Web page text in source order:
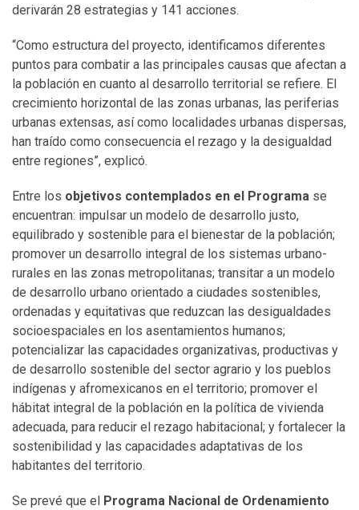
derivarán 28 estrategias y 141 acciones.
“Como estructura del proyecto, identificamos diferentes
puntos para combatir a las principales causas que afectan a
la población en cuanto al desarrollo territorial se refiere. El
crecimiento horizontal de las zonas urbanas, las periferias
urbanas extensas, así como localidades urbanas dispersas,
han traído como consecuencia el rezago y la desigualdad
entre regiones”, explicó.
Entre los objetivos contemplados en el Programa se
encuentran: impulsar un modelo de desarrollo justo,
equilibrado y sostenible para el bienestar de la población;
promover un desarrollo integral de los sistemas urbano-
rurales en las zonas metropolitanas; transitar a un modelo
de desarrollo urbano orientado a ciudades sostenibles,
ordenadas y equitativas que reduzcan las desigualdades
socioespaciales en los asentamientos humanos;
potencializar las capacidades organizativas, productivas y
de desarrollo sostenible del sector agrario y los pueblos
indígenas y afromexicanos en el territorio; promover el
hábitat integral de la población en la política de vivienda
adecuada, para reducir el rezago habitacional; y fortalecer la
sostenibilidad y las capacidades adaptativas de los
habitantes del territorio.
Se prevé que el Programa Nacional de Ordenamiento